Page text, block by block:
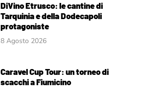
DiVino Etrusco: le cantine di
Tarquinia e della Dodecapoli
protagoniste
8 Agosto 2026
Caravel Cup Tour: un torneo di
scacchi a Fiumicino